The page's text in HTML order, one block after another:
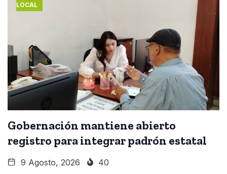
LOCAL
Gobernación mantiene abierto
registro para integrar padrón estatal
9 Agosto, 2026 40